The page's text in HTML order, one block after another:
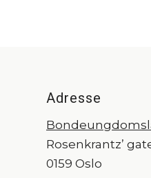
Adresse
Rosenkrantz’
0159 Oslo